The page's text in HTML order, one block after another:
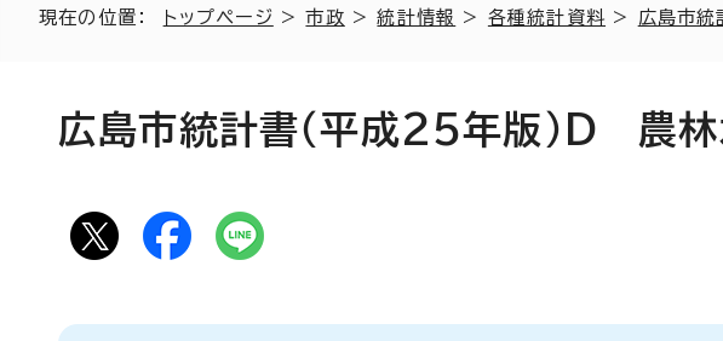
現在の位置： トップページ >市政 >統計情報 > 各種統計資料 > 広島市統
広島市統計書（平成25年版）D 農